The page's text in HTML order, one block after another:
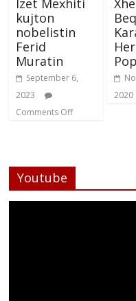
Izet Mexhiti
kujton
nobelistin
Ferid
Muratin
September 6,
2023
Comments Off
2020
Youtube